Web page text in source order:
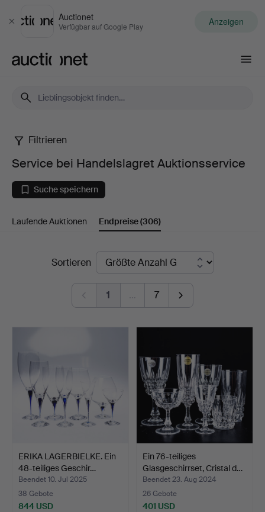
Schließen
Auctionet
Verfügbar auf Google Play Anzeigen
Service
bei
Handelslagret
Auktionsservice
Filtrieren
Service bei Handelslagret Auktionsservice
Suche speichern
Laufende Auktionen Endpreise(306)
EndpreiseSortieren
1 … 7
ERIKA LAGERBIELKE. Ein
48-teiliges Geschir…
Beendet 10. Jul 2025
38 Gebote
844 USD
Ein 76-teiliges
Glasgeschirrset, Cristal d…
Beendet 23. Aug 2024
26 Gebote
401 USD